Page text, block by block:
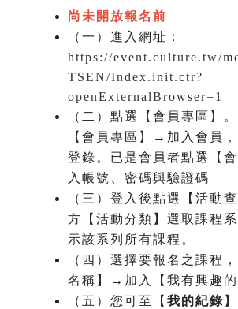
尚未開放報名前
（一）進入網址：
https://event.culture.tw/
TSEN/Index.init.ctr?
openExternalBrowser=1
（二）點選【會員專區】
【會員專區】→加入會員
登錄。已是會員者點選【
入帳號、密碼與驗證碼
（三）登入後點選【活動
方【活動分類】選取課程
示該系列所有課程。
（四）選擇要報名之課程
名稱】→加入【我有興趣的
（五）您可至【 我的紀錄